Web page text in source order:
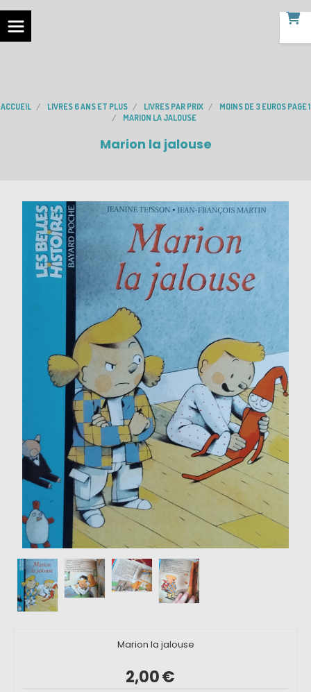
ACCUEIL LIVRES 6 ANS ET PLUS LIVRES PAR PRIX
MOINS DE 3 EUROS PAGE 1
MARION LA JALOUSE
Marion la jalouse
Marion la jalouse
2,00€